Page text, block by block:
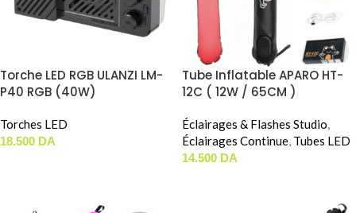
Torche LED RGB ULANZI LM-
P40 RGB (40W)
Torches LED
18.500 DA
Tube Inflatable APARO HT-
12C ( 12W / 65CM )
Éclairages & Flashes Studio,
Éclairages Continue, Tubes LED
14.500 DA